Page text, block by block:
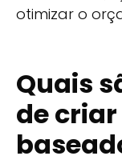
otimizar o
Quais
de